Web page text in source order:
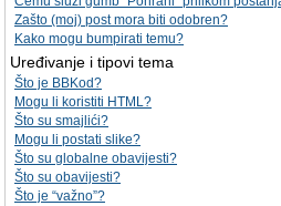
Zašto (moj) post mora biti odobren?
Kako mogu bumpirati temu?
Uređivanje i tipovi tema
Što je BBKod?
Mogu li koristiti HTML?
Što su smajlići?
Mogu li postati slike?
Što su globalne obavijesti?
Što su obavijesti?
Što je “važno”?